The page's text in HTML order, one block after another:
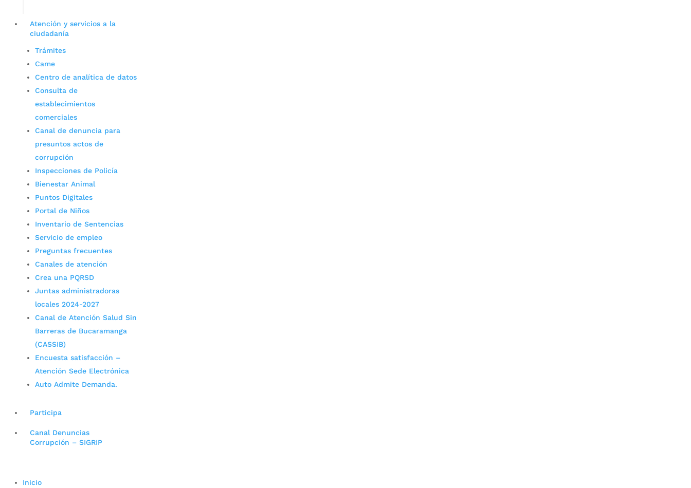
Atención y servicios a la
ciudadanía
Trámites
Came
Centro de analítica de datos
Consulta de
establecimientos
comerciales
Canal de denuncia para
presuntos actos de
corrupción
Inspecciones de Policía
Bienestar Animal
Puntos Digitales
Portal de Niños
Inventario de Sentencias
Servicio de empleo
Preguntas frecuentes
Canales de atención
Crea una PQRSD
Juntas administradoras
locales 2024-2027
Canal de Atención Salud Sin
Barreras de Bucaramanga
(CASSIB)
Encuesta satisfacción –
Atención Sede Electrónica
Auto Admite Demanda.
Participa
Canal Denuncias
Corrupción – SIGRIP
Inicio